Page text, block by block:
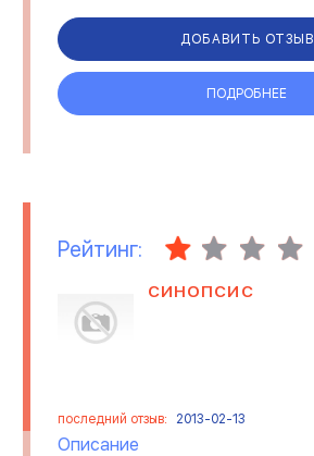
ДОБАВИТЬ ОТЗЫВ
ПОДРОБНЕЕ
Рейтинг:
СИНОПСИС
последний отзыв: 2013-02-13
Описание